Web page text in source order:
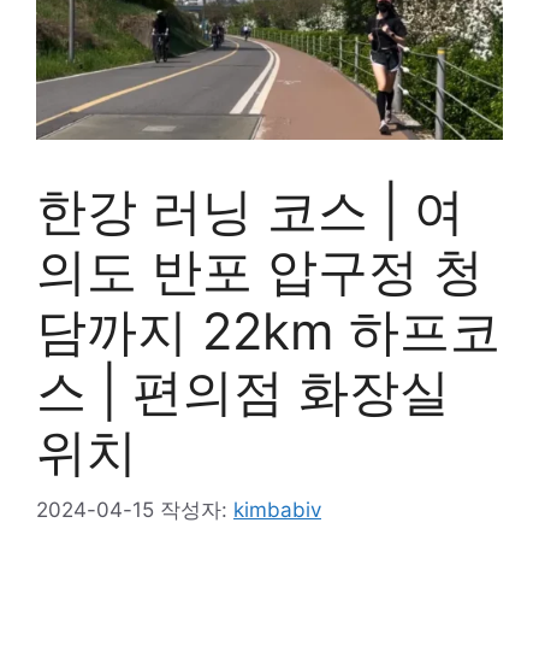
한강 러닝 코스 | 여
의도 반포 압구정 청
담까지 22km 하프코
스 | 편의점 화장실
위치
2024-04-15 작성자: kimbabiv